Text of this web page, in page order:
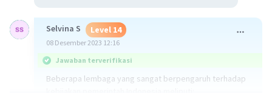
Selvina S Level 14
08 Desember 2023 12:16
Jawaban terverifikasi
Beberapa lembaga yang sangat berpengaruh terhadap